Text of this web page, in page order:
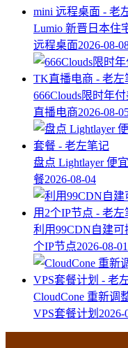
Lumio 新晋日本住
远程桌面2026-08-
666Clouds限时年
直播电商2026-08-
盘点 Lightlayer 便
餐2026-08-04
利用99CDN自建
个IP节点2026-08-01
CloudCone 重新调
VPS套餐计划 2026-